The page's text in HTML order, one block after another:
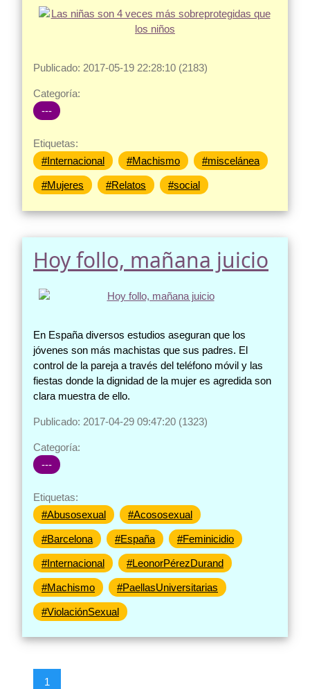
Publicado: 2017-05-19 22:28:10 (2183)
Categoría:
---
Etiquetas:
#Internacional
#Machismo #miscelánea
#Mujeres #Relatos #social
Hoy follo, mañana juicio
En España diversos estudios aseguran que los
jóvenes son más machistas que sus padres. El
control de la pareja a través del teléfono móvil y las
fiestas donde la dignidad de la mujer es agredida son
clara muestra de ello.
Publicado: 2017-04-29 09:47:20 (1323)
Categoría:
---
Etiquetas:
#Abusosexual
#Acososexual
#Barcelona #España #Feminicidio
#Internacional #LeonorPérezDurand
#Machismo #PaellasUniversitarias
#ViolaciónSexual
1